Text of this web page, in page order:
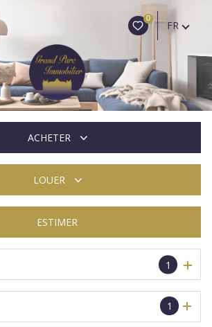
0
FR
ACHETER
LOUER
ESTIMER
1
1